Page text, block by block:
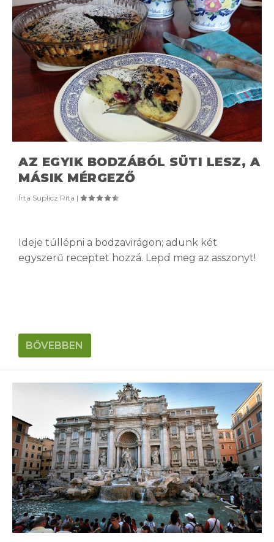
AZ EGYIK BODZÁBÓL SÜTI LESZ, A
MÁSIK MÉRGEZŐ
Írta Suplicz Rita |
Ideje túllépni a bodzavirágon; adunk két
egyszerű receptet hozzá. Lepd meg az asszonyt!
BŐVEBBEN